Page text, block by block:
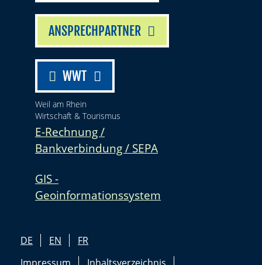
ANSPRECHPARTNER
WWT
Weil am Rhein
Wirtschaft & Tourismus
E-Rechnung /
Bankverbindung / SEPA
GIS -
Geoinformationssystem
DE EN
FR